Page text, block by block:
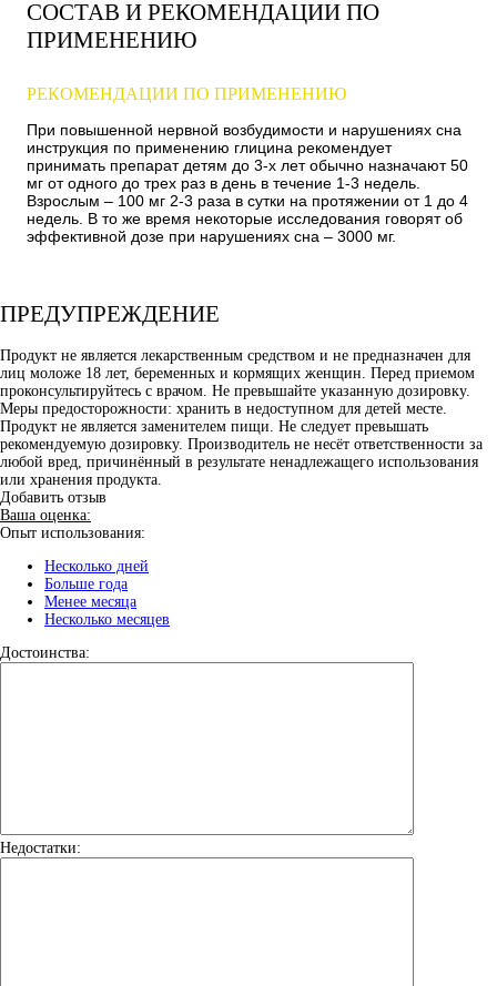
СОСТАВ И РЕКОМЕНДАЦИИ ПО
ПРИМЕНЕНИЮ
РЕКОМЕНДАЦИИ ПО ПРИМЕНЕНИЮ
При повышенной нервной возбудимости и нарушениях сна
инструкция по применению глицина рекомендует
принимать препарат детям до 3-х лет обычно назначают 50
мг от одного до трех раз в день в течение 1-3 недель.
Взрослым – 100 мг 2-3 раза в сутки на протяжении от 1 до 4
недель. В то же время некоторые исследования говорят об
эффективной дозе при нарушениях сна – 3000 мг.
ПРЕДУПРЕЖДЕНИЕ
Продукт не является лекарственным средством и не предназначен для
лиц моложе 18 лет, беременных и кормящих женщин. Перед приемом
проконсультируйтесь с врачом. Не превышайте указанную дозировку.
Меры предосторожности: хранить в недоступном для детей месте.
Продукт не является заменителем пищи. Не следует превышать
рекомендуемую дозировку. Производитель не несёт ответственности за
любой вред, причинённый в результате ненадлежащего использования
или хранения продукта.
Добавить отзыв
Ваша оценка:
Опыт использования:
Несколько дней
Больше года
Менее месяца
Несколько месяцев
Достоинства:
Недостатки: